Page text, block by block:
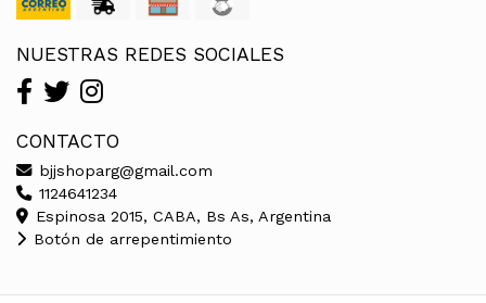
NUESTRAS REDES SOCIALES
CONTACTO
bjjshoparg@gmail.com
1124641234
Espinosa 2015, CABA, Bs As, Argentina
Botón de arrepentimiento